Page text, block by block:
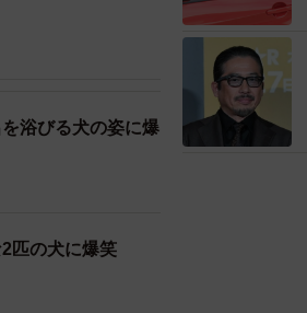
浴びる犬の姿に爆
2匹の犬に爆笑